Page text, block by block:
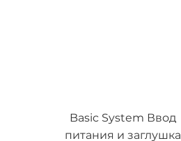
Basic System Ввод
питания и заглушка